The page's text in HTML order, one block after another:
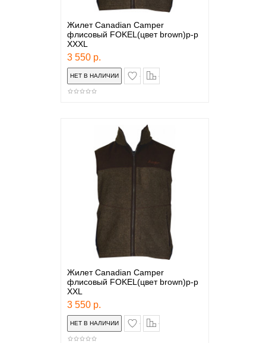
Жилет Canadian Camper
флисовый FOKEL(цвет brown)р-р
XXXL
3 550 р.
в закладки
Жилет Canadian Camper
флисовый FOKEL(цвет brown)р-р
XXL
3 550 р.
в закладки